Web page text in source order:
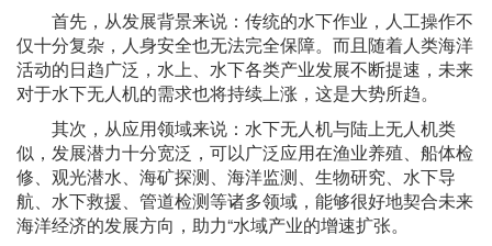
首先，从发展背景来说：传统的水下作业，人工操作不
仅十分复杂，人身安全也无法完全保障。而且随着人类海洋
活动的日趋广泛，水上、水下各类产业发展不断提速，未来
对于水下无人机的需求也将持续上涨，这是大势所趋。
其次，从应用领域来说：水下无人机与陆上无人机类
似，发展潜力十分宽泛，可以广泛应用在渔业养殖、船体检
修、观光潜水、海矿探测、海洋监测、生物研究、水下导
航、水下救援、管道检测等诸多领域，能够很好地契合未来
海洋经济的发展方向，助力“水域产业的增速扩张。